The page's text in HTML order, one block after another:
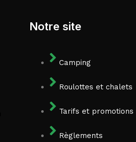
Notre site
Camping
Roulottes et chalets
Tarifs et promotions
Règlements